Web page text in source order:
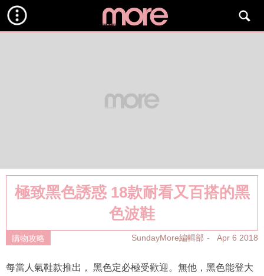
極致黑色誘惑 18款耐看又百搭的黑
色波鞋
購物攻略 SundayMore編輯部 Apr 6 2018
每當人氣鞋款推出， 黑色定必極受歡迎。無他，黑色能登大